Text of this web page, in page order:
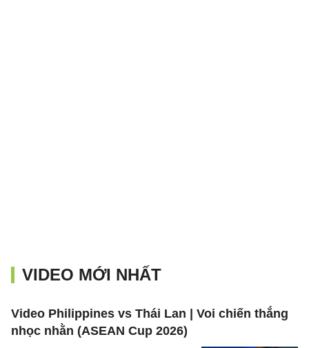
VIDEO MỚI NHẤT
Video Philippines vs Thái Lan | Voi chiến thắng
nhọc nhằn (ASEAN Cup 2026)